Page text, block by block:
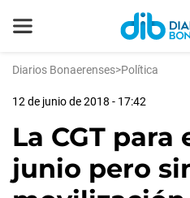
Diarios Bonaerenses>Política
12 de junio de 2018 - 17:42
La CGT para
junio pero